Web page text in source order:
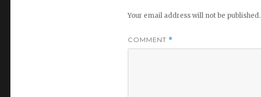
Your email address will not be published.
COMMENT *